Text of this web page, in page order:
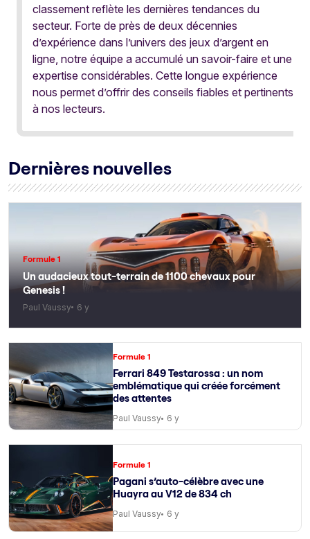
classement reflète les dernières tendances du
secteur. Forte de près de deux décennies
d’expérience dans l’univers des jeux d’argent en
ligne, notre équipe a accumulé un savoir-faire et une
expertise considérables. Cette longue expérience
nous permet d’offrir des conseils fiables et pertinents
à nos lecteurs.
Dernières nouvelles
Formule 1
Un audacieux tout-terrain de 1100 chevaux pour
Genesis !
Paul Vaussy 6 y
Formule 1
Ferrari 849 Testarossa : un nom
emblématique qui créée forcément
des attentes
Paul Vaussy 6 y
Formule 1
Pagani s’auto-célèbre avec une
Huayra au V12 de 834 ch
Paul Vaussy 6 y